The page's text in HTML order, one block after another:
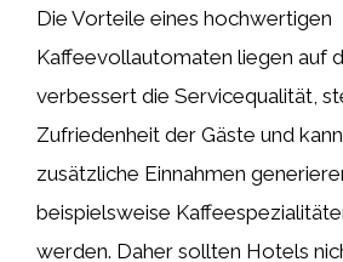
Die Vorteile eines hochwertigen
Kaffeevollautomaten liegen auf
verbessert die Servicequalität,
Zufriedenheit der Gäste und
zusätzliche Einnahmen
beispielsweise
werden. Daher sollten Hotels